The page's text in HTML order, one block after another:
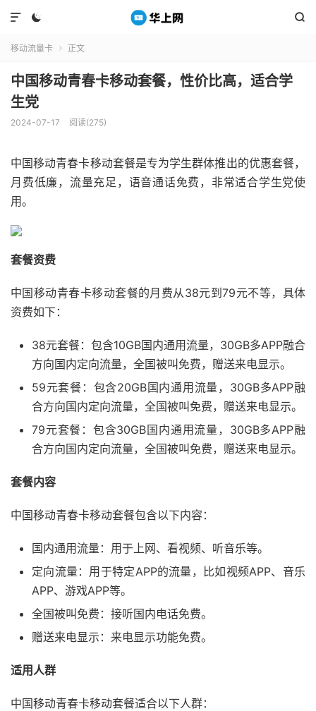
 

移动流量卡  正文
中国移动青春卡移动套餐，性价比高，适合学
生党
2024-07-17 阅读(275)
中国移动青春卡移动套餐是专为学生群体推出的优惠套餐，
月费低廉，流量充足，语音通话免费，非常适合学生党使
用。
套餐资费
中国移动青春卡移动套餐的月费从38元到79元不等，具体
资费如下：
38元套餐：包含10GB国内通用流量，30GB多APP融合
方向国内定向流量，全国被叫免费，赠送来电显示。
59元套餐：包含20GB国内通用流量，30GB多APP融
合方向国内定向流量，全国被叫免费，赠送来电显示。
79元套餐：包含30GB国内通用流量，30GB多APP融
合方向国内定向流量，全国被叫免费，赠送来电显示。
套餐内容
中国移动青春卡移动套餐包含以下内容：
国内通用流量：用于上网、看视频、听音乐等。
定向流量：用于特定APP的流量，比如视频APP、音乐
APP、游戏APP等。
全国被叫免费：接听国内电话免费。
赠送来电显示：来电显示功能免费。
适用人群
中国移动青春卡移动套餐适合以下人群：